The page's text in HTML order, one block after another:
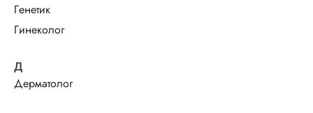
Генетик
Гинеколог
Д
Дерматолог